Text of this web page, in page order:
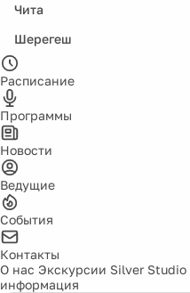
Чита
Шерегеш
Расписание
Программы
Новости
Ведущие
События
Контакты
О нас Экскурсии Silver Studio
информация